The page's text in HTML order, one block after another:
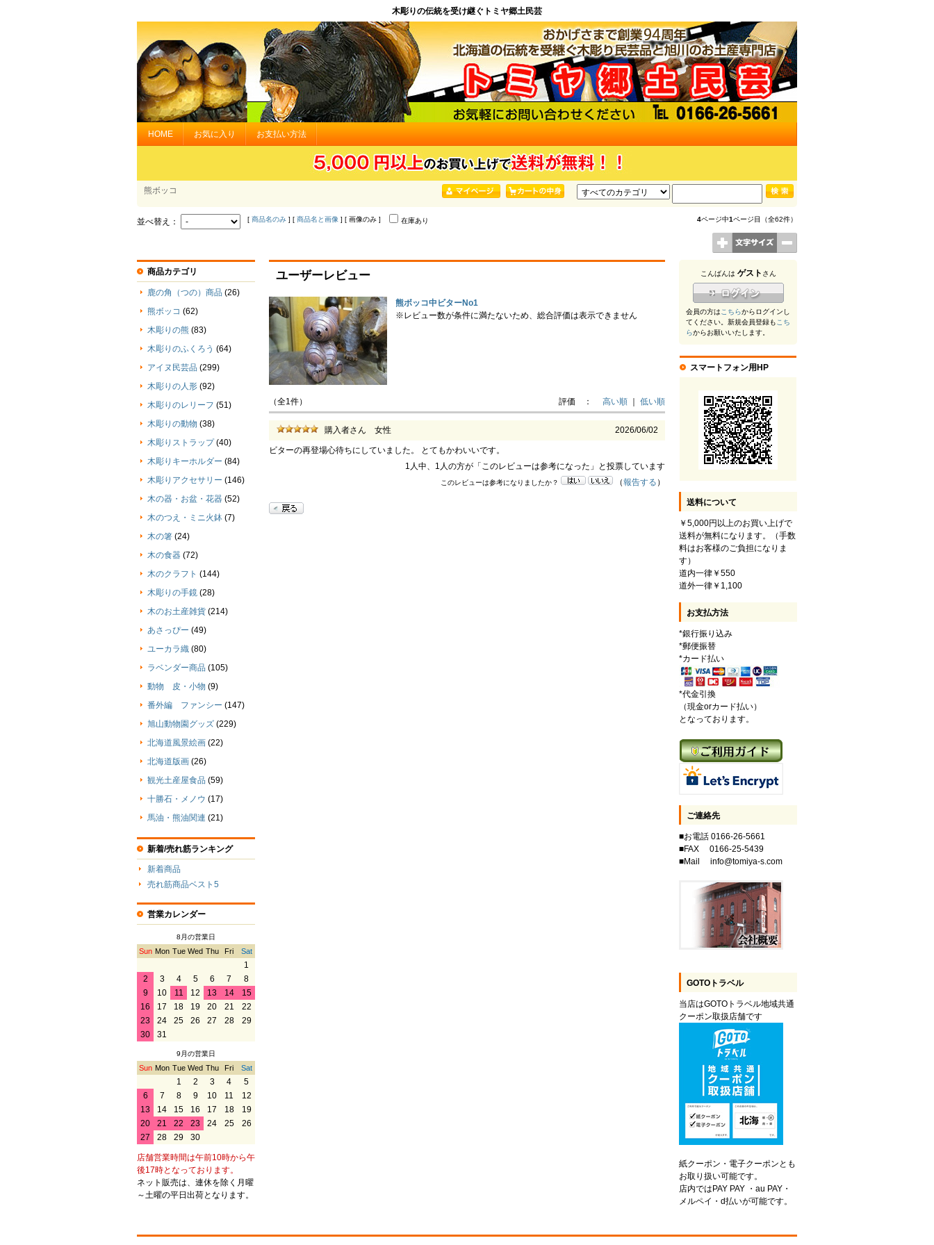
木彫りの伝統を受け継ぐトミヤ郷土民芸
HOME お気に入り お支払い方法
熊ボッコ
並べ替え： [ 商品名のみ ] [ 商品名と画像 ] [ 画像のみ ] 在庫あり 4ページ中1ページ目（全62件）
ユーザーレビュー
熊ボッコ中ビターNo1
※レビュー数が条件に満たないため、総合評価は表示できません
（全1件） 評価 ： 高い順 低い順
購入者さん 女性 2026/06/02
ビターの再登場心待ちにしていました。 とてもかわいいです。
1人中、1人の方が「このレビューは参考になった」と投票しています
このレビューは参考になりましたか？ （報告する ）
商品カテゴリ
鹿の角（つの）商品 (26)
熊ボッコ (62)
木彫りの熊 (83)
木彫りのふくろう (64)
アイヌ民芸品 (299)
木彫りの人形 (92)
木彫りのレリーフ (51)
木彫りの動物 (38)
木彫りストラップ (40)
木彫りキーホルダー (84)
木彫りアクセサリー (146)
木の器・お盆・花器 (52)
木のつえ・ミニ火鉢 (7)
木の箸 (24)
木の食器 (72)
木のクラフト (144)
木彫りの手鏡 (28)
木のお土産雑貨 (214)
あさっぴー (49)
ユーカラ織 (80)
ラベンダー商品 (105)
動物 皮・小物 (9)
番外編 ファンシー (147)
旭山動物園グッズ (229)
北海道風景絵画 (22)
北海道版画 (26)
観光土産屋食品 (59)
十勝石・メノウ (17)
馬油・熊油関連 (21)
新着/売れ筋ランキング
新着商品
売れ筋商品ベスト5
営業カレンダー
8月の営業日
Sun Mon Tue Wed Thu Fri Sat
1
2
3 4 5 6 7
8
9
10 11 12 13 14
15
16
17 18 19 20 21
22
23
24 25 26 27 28
29
30
31
9月の営業日
Sun Mon Tue Wed Thu Fri Sat
1 2 3 4
5
6
7 8 9 10 11
12
13
14 15 16 17 18
19
20
21 22 23 24 25
26
27
28 29 30
店舗営業時間は午前10時から午
後17時となっております。
ネット販売は、連休を除く月曜
～土曜の平日出荷となります。
こんばんは ゲスト さん
会員の方はこちらからログインし
てください。新規会員登録もこち
らからお願いいたします。
スマートフォン用HP
送料について
￥5,000円以上のお買い上げで
送料が無料になります。（手数
料はお客様のご負担になりま
す）
道内一律￥550
道外一律￥1,100
お支払方法
*銀行振り込み
*郵便振替
*カード払い
*代金引換
（現金orカード払い）
となっております。
ご連絡先
■お電話 0166-26-5661
■FAX 0166-25-5439
■Mail info@tomiya-s.com
GOTOトラベル
当店はGOTOトラベル地域共通
クーポン取扱店舗です
紙クーポン・電子クーポンとも
お取り扱い可能です。
店内ではPAY PAY ・au PAY・
メルペイ・d払いが可能です。